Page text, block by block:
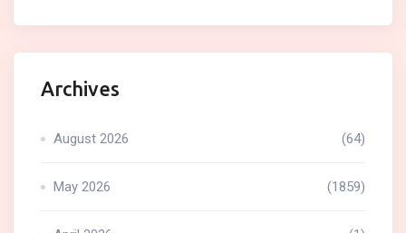
Archives
August 2026 (64)
May 2026 (1859)